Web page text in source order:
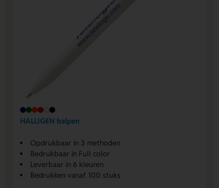
HALLIGEN balpen
Opdrukbaar in 3 methoden
Bedrukbaar in Full color
Leverbaar in 6 kleuren
Bedrukken vanaf 100 stuks